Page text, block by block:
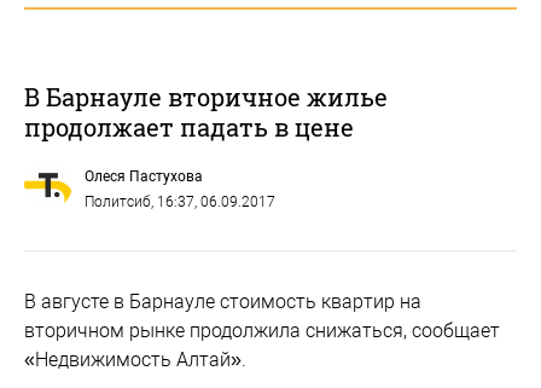
В Барнауле вторичное жилье
продолжает падать в цене
Олеся Пастухова
Политсиб, 16:37, 06.09.2017
В августе в Барнауле стоимость квартир на
вторичном рынке продолжила снижаться, сообщает
«Недвижимость Алтай».